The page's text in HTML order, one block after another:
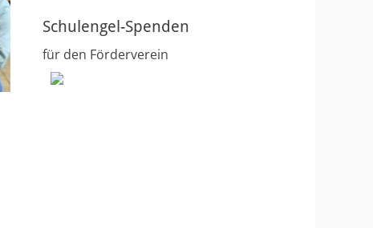
Schulengel-Spenden
für den Förderverein